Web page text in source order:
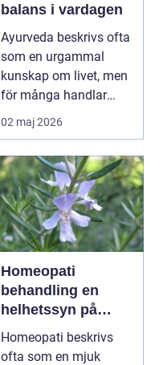
balans i vardagen
Ayurveda beskrivs ofta
som en urgammal
kunskap om livet, men
för många handlar
frågan om något
betyd...
02 maj 2026
Homeopati
behandling en
helhetssyn på
hälsa
Homeopati beskrivs
ofta som en mjuk